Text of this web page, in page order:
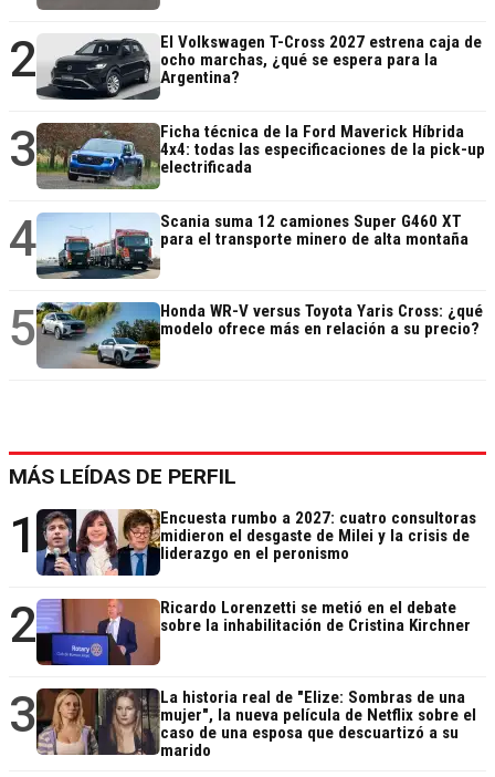
2
El Volkswagen T-Cross 2027 estrena caja de
ocho marchas, ¿qué se espera para la
Argentina?
3
Ficha técnica de la Ford Maverick Híbrida
4x4: todas las especificaciones de la pick-up
electrificada
4
Scania suma 12 camiones Super G460 XT
para el transporte minero de alta montaña
5
Honda WR-V versus Toyota Yaris Cross: ¿qué
modelo ofrece más en relación a su precio?
MÁS LEÍDAS DE PERFIL
1
Encuesta rumbo a 2027: cuatro consultoras
midieron el desgaste de Milei y la crisis de
liderazgo en el peronismo
2
Ricardo Lorenzetti se metió en el debate
sobre la inhabilitación de Cristina Kirchner
3
La historia real de "Elize: Sombras de una
mujer", la nueva película de Netflix sobre el
caso de una esposa que descuartizó a su
marido